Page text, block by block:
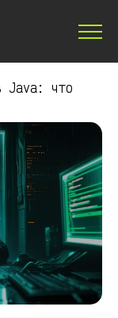
Java: что